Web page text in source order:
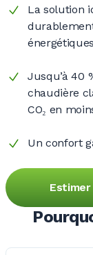
La solution
Jusqu’à 40
chaudière
CO₂ en
Un confort